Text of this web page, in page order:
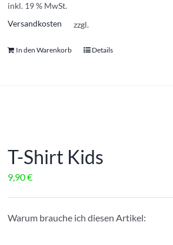
inkl. 19 % MwSt.
zzgl.
Versandkosten
In den Warenkorb Details
T-Shirt Kids
9,90€
Warum brauche ich diesen Artikel: